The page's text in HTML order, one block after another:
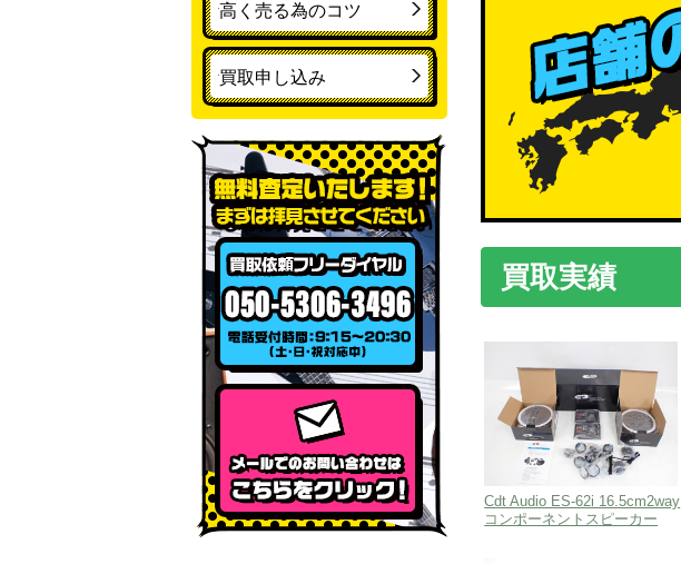
高く売る為のコツ
買取申し込み
買取実績
Cdt Audio ES-62i 16.5cm2way
コンポーネントスピーカー